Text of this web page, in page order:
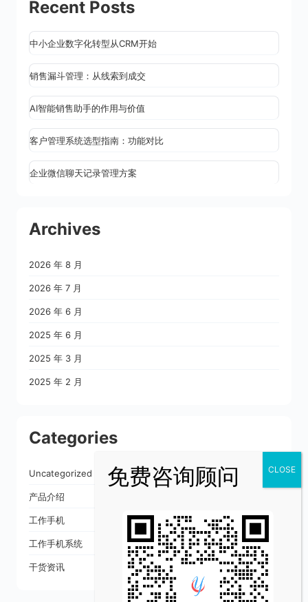
Recent Posts
中小企业数字化转型从CRM开始
销售漏斗管理：从线索到成交
AI智能销售助手的作用与价值
客户管理系统选型指南：功能对比
企业微信聊天记录管理方案
Archives
2026 年 8 月
2026 年 7 月
2026 年 6 月
2025 年 6 月
2025 年 3 月
2025 年 2 月
Categories
Uncategorized
产品介绍
工作手机
工作手机系统
干货资讯